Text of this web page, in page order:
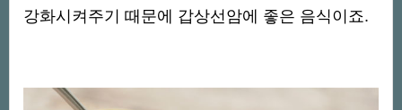
강화시켜주기 때문에 갑상선암에 좋은 음식이죠.